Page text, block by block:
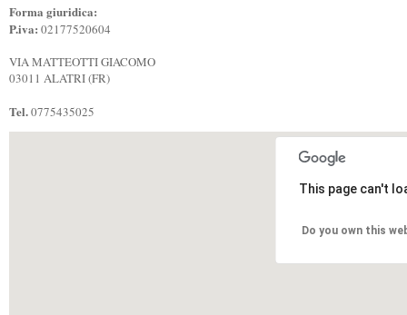
Forma giuridica:
P.iva: 02177520604
VIA MATTEOTTI GIACOMO
03011 ALATRI (FR)
Tel.0775435025
This page can't
Do you own this